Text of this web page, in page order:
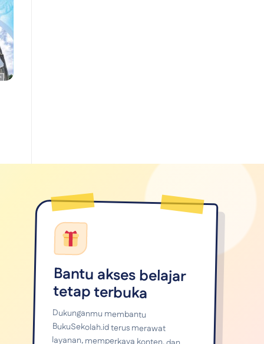
Bantu akses belajar
tetap terbuka
Dukunganmu membantu
BukuSekolah.id terus merawat
layanan, memperkaya konten, dan
menjangkau lebih banyak pelajar